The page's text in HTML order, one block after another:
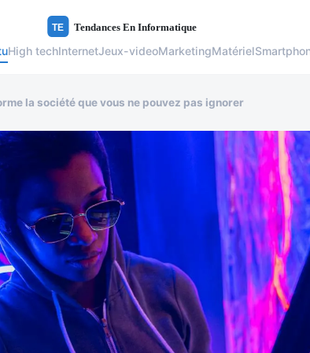
High techInternetJeux-videoMarketingMatériel
la société que vous ne pouvez pas ignorer